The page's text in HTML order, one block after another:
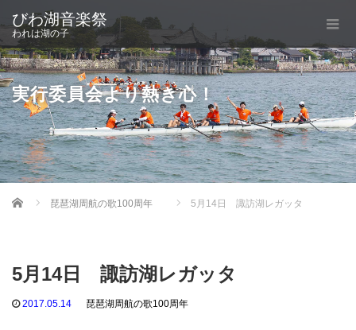
びわ湖音楽祭
われは湖の子
実行委員会より熱き心！
Home 琵琶湖周航の歌100周年 5月14日 諏訪湖レガッタ
5月14日 諏訪湖レガッタ
2017.05.14 琵琶湖周航の歌100周年